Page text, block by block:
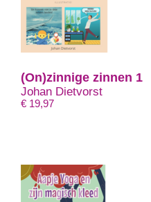
(On)zinnige zinnen 1
Johan Dietvorst
€ 19,97